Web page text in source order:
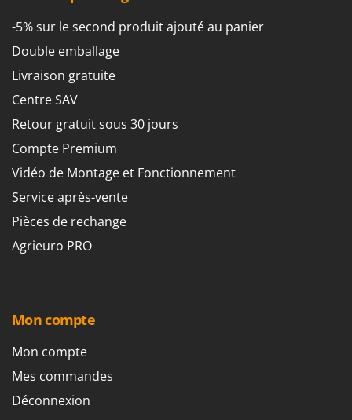
Tondeuses autoportées
Tondeuses débroussailleuses thermiques
Trancheuses
Trancheuses de sol
Transpalettes
Treuils de débardage
Tronçonneuses
V
Vêtements de Sécurité
Vibroculteurs à tracteur
Landxcape
LAR Casalinghi
Lavor
Linea VZ
Lisam
Lotusgrill
M
M.A.I.BO.
Macom
Macte Ovens
Marcato
Master
Mastercook
Masterpro
-5% sur le second produit ajouté au panier
Double emballage
Livraison gratuite
Centre SAV
Retour gratuit sous 30 jours
Compte Premium
Vidéo de Montage et Fonctionnement
Service après-vente
Pièces de rechange
Agrieuro PRO
Mon compte
Mon compte
Mes commandes
Déconnexion